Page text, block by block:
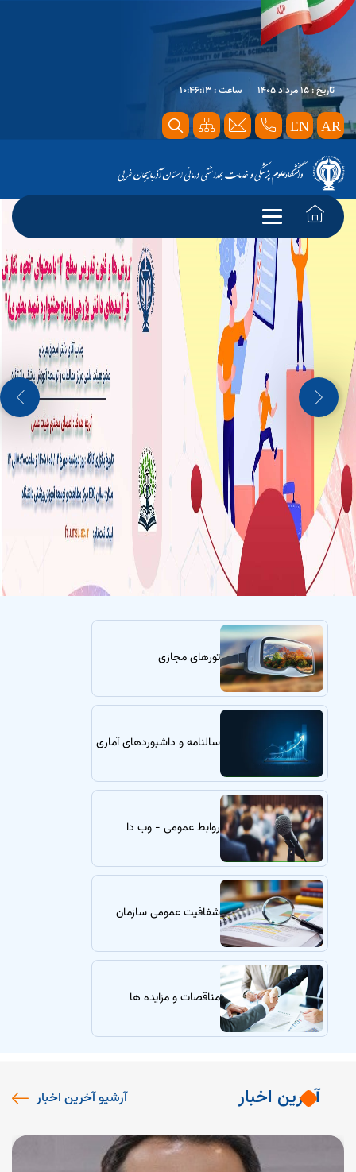
تاریخ : 15 مرداد 1405 ساعت : 10:46:13
AR
EN
تورهای مجازی
سالنامه و داشبوردهای آماری
روابط عمومی - وب دا
شفافیت عمومی سازمان
مناقصات و مزایده ها
آخرین اخبار آرشیو آخرین اخبار